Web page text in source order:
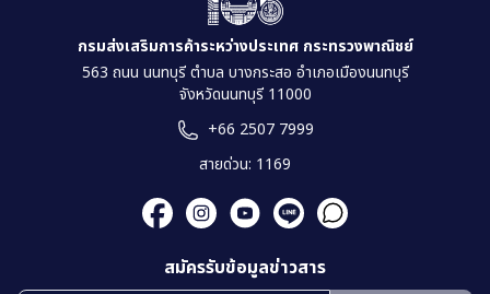
กรมส่งเสริมการค้าระหว่างประเทศ กระทรวงพาณิชย์
563 ถนน นนทบุรี ตำบล บางกระสอ อำเภอเมืองนนทบุรี
จังหวัดนนทบุรี 11000
+66 2507 7999
สายด่วน: 1169
สมัครรับข้อมูลข่าวสาร